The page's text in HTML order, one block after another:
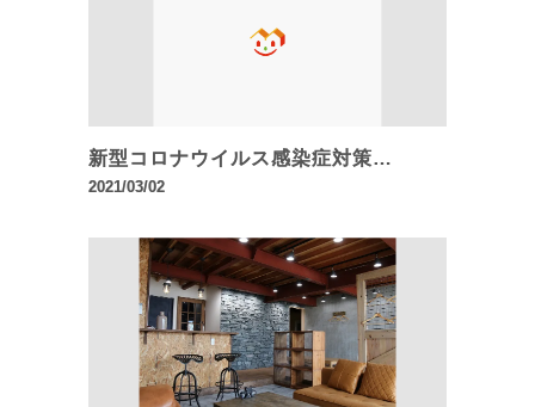
新型コロナウイルス感染症対策…
2021/03/02